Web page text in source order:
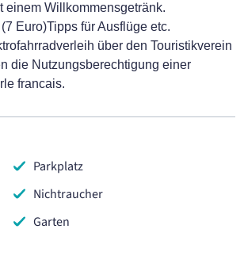
einem Willkommensgetränk.
Euro)Tipps für Ausflüge etc.
über den Touristikverein
die Nutzungsberechtigung einer
francais.
Parkplatz
Nichtraucher
Garten